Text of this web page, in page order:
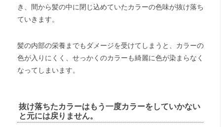
き、間から髪の中に閉じ込めていたカラーの色味が抜け落ち
ていきます。
髪の内部の栄養までもダメージを受けてしまうと、カラーの
色が入りにくく、せっかくのカラーも綺麗に色が染まらなく
なってしまいます。
抜け落ちたカラーはもう一度カラーをしていかない
と元には戻りません。